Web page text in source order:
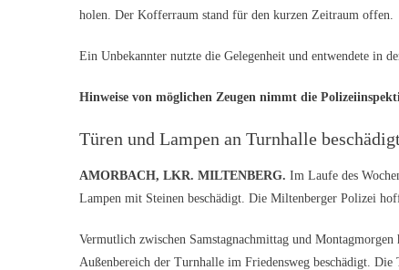
holen. Der Kofferraum stand für den kurzen Zeitraum offen.
Ein Unbekannter nutzte die Gelegenheit und entwendete in
Hinweise von möglichen Zeugen nimmt die
Türen und Lampen an Turnhalle
AMORBACH, LKR. MILTENBERG. Im Laufe des
Lampen mit Steinen beschädigt. Die Miltenberger Polizei
Vermutlich zwischen Samstagnachmittag und
Außenbereich der Turnhalle im Friedensweg beschädigt.